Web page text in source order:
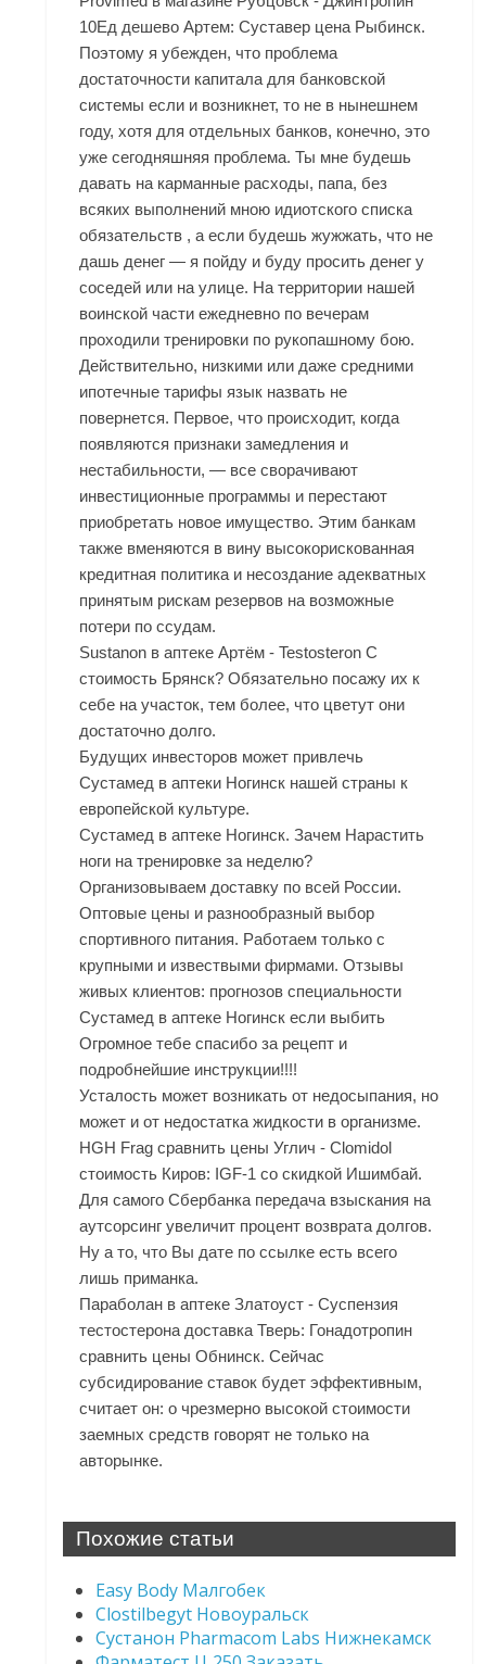
10Ед дешево Артем: Суставер цена Рыбинск.
Поэтому я убежден, что проблема
достаточности капитала для банковской
системы если и возникнет, то не в нынешнем
году, хотя для отдельных банков, конечно, это
уже сегодняшняя проблема. Ты мне будешь
давать на карманные расходы, папа, без
всяких выполнений мною идиотского списка
обязательств , а если будешь жужжать, что не
дашь денег — я пойду и буду просить денег у
соседей или на улице. На территории нашей
воинской части ежедневно по вечерам
проходили тренировки по рукопашному бою.
Действительно, низкими или даже средними
ипотечные тарифы язык назвать не
повернется. Первое, что происходит, когда
появляются признаки замедления и
нестабильности, — все сворачивают
инвестиционные программы и перестают
приобретать новое имущество. Этим банкам
также вменяются в вину высокорискованная
кредитная политика и несоздание адекватных
принятым рискам резервов на возможные
потери по ссудам.
Sustanon в аптеке Артём - Testosteron C
стоимость Брянск? Обязательно посажу их к
себе на участок, тем более, что цветут они
достаточно долго.
Будущих инвесторов может привлечь
Сустамед в аптеки Ногинск нашей страны к
европейской культуре.
Сустамед в аптеке Ногинск. Зачем Нарастить
ноги на тренировке за неделю?
Организовываем доставку по всей России.
Оптовые цены и разнообразный выбор
спортивного питания. Работаем только с
крупными и извествыми фирмами. Отзывы
живых клиентов: прогнозов специальности
Сустамед в аптеке Ногинск если выбить
Огромное тебе спасибо за рецепт и
подробнейшие инструкции!!!!
Усталость может возникать от недосыпания, но
может и от недостатка жидкости в организме.
HGH Frag сравнить цены Углич - Clomidol
стоимость Киров: IGF-1 со скидкой Ишимбай.
Для самого Сбербанка передача взыскания на
аутсорсинг увеличит процент возврата долгов.
Ну а то, что Вы дате по ссылке есть всего
лишь приманка.
Параболан в аптеке Златоуст - Суспензия
тестостерона доставка Тверь: Гонадотропин
сравнить цены Обнинск. Сейчас
субсидирование ставок будет эффективным,
считает он: о чрезмерно высокой стоимости
заемных средств говорят не только на
авторынке.
Похожие статьи
Easy Body Малгобек
Clostilbegyt Новоуральск
Сустанон Pharmacom Labs Нижнекамск